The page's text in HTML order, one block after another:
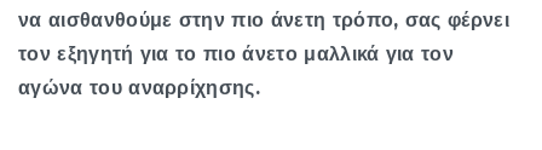
να αισθανθούμε στην πιο άνετη τρόπο, σας φέρνει
τον εξηγητή για το πιο άνετο μαλλικά για τον
αγώνα του αναρρίχησης.